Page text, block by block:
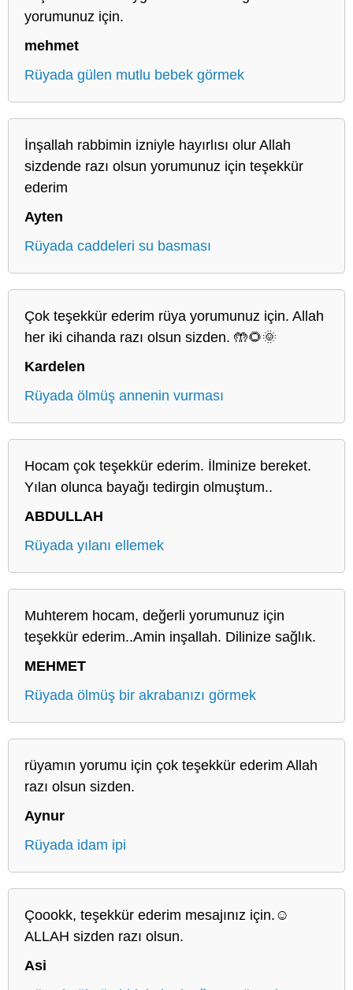
yorumunuz için.
mehmet
Rüyada gülen mutlu bebek görmek
İnşallah rabbimin izniyle hayırlısı olur Allah
sizdende razı olsun yorumunuz için teşekkür
ederim
Ayten
Rüyada caddeleri su basması
Çok teşekkür ederim rüya yorumunuz için. Allah
her iki cihanda razı olsun sizden. 🤲🌻🌞
Kardelen
Rüyada ölmüş annenin vurması
Hocam çok teşekkür ederim. İlminize bereket.
Yılan olunca bayağı tedirgin olmuştum..
ABDULLAH
Rüyada yılanı ellemek
Muhterem hocam, değerli yorumunuz için
teşekkür ederim..Amin inşallah. Dilinize sağlık.
MEHMET
Rüyada ölmüş bir akrabanızı görmek
rüyamın yorumu için çok teşekkür ederim Allah
razı olsun sizden.
Aynur
Rüyada idam ipi
Çoookk, teşekkür ederim mesajınız için.☺️
ALLAH sizden razı olsun.
Asi